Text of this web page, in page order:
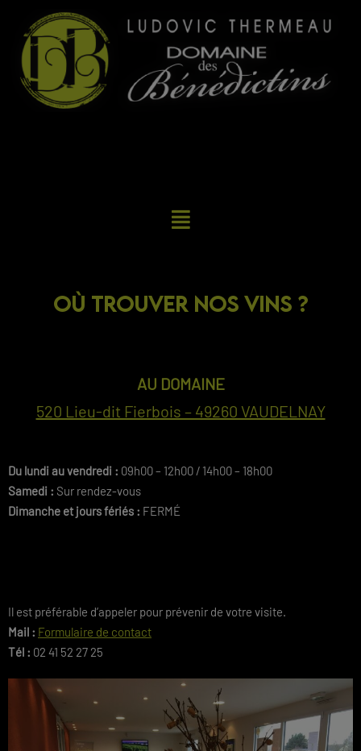
Où trouver nos vins ?
AU DOMAINE
520 Lieu-dit Fierbois – 49260 VAUDELNAY
Du lundi au vendredi : 09h00 – 12h00 / 14h00 – 18h00
Samedi : Sur rendez-vous
Dimanche et jours fériés : FERMÉ
Il est préférable d’appeler pour prévenir de votre visite.
Mail : Formulaire de contact
Tél : 02 41 52 27 25